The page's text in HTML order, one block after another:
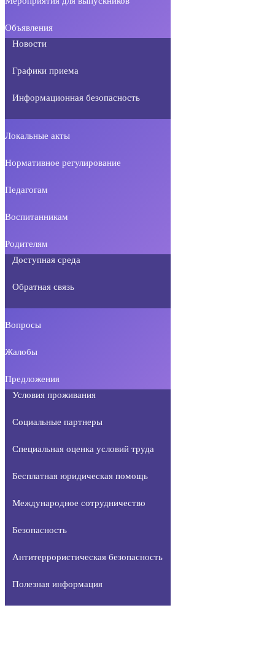
Объявления
Новости
Графики приема
Информационная безопасность
Локальные акты
Нормативное регулирование
Педагогам
Воспитанникам
Родителям
Доступная среда
Обратная связь
Вопросы
Жалобы
Предложения
Условия проживания
Социальные партнеры
Специальная оценка условий труда
Бесплатная юридическая помощь
Международное сотрудничество
Безопасность
Антитеррористическая безопасность
Полезная информация